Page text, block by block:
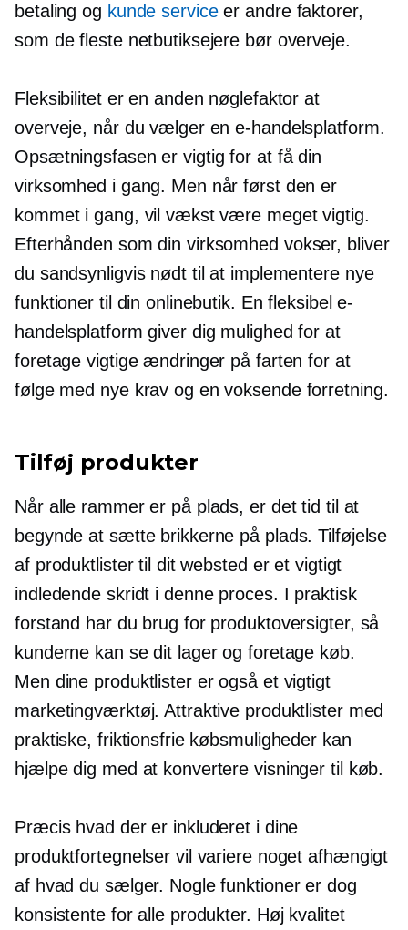
betaling og kunde serviceer andre faktorer,
som de fleste netbutiksejere bør overveje.
Fleksibilitet er en anden nøglefaktor at
overveje, når du vælger en e-handelsplatform.
Opsætningsfasen er vigtig for at få din
virksomhed i gang. Men når først den er
kommet i gang, vil vækst være meget vigtig.
Efterhånden som din virksomhed vokser, bliver
du sandsynligvis nødt til at implementere nye
funktioner til din onlinebutik. En fleksibel e-
handelsplatform giver dig mulighed for at
foretage vigtige ændringer på farten for at
følge med nye krav og en voksende forretning.
Tilføj produkter
Når alle rammer er på plads, er det tid til at
begynde at sætte brikkerne på plads. Tilføjelse
af produktlister til dit websted er et vigtigt
indledende skridt i denne proces. I praktisk
forstand har du brug for produktoversigter, så
kunderne kan se dit lager og foretage køb.
Men dine produktlister er også et vigtigt
marketingværktøj. Attraktive produktlister med
praktiske, friktionsfrie købsmuligheder kan
hjælpe dig med at konvertere visninger til køb.
Præcis hvad der er inkluderet i dine
produktfortegnelser vil variere noget afhængigt
af hvad du sælger. Nogle funktioner er dog
konsistente for alle produkter. Høj kvalitet